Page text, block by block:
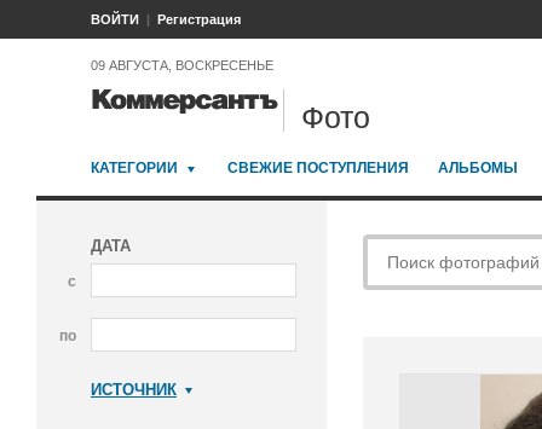
ВОЙТИ Регистрация
09 АВГУСТА, ВОСКРЕСЕНЬЕ
Фото
КАТЕГОРИИ СВЕЖИЕ ПОСТУПЛЕНИЯ АЛЬБОМЫ
ДАТА
с
по
ИСТОЧНИК